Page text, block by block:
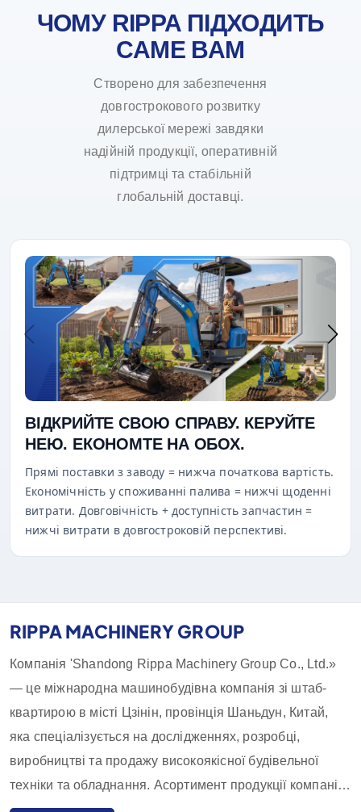
ЧОМУ RIPPA ПІДХОДИТЬ
САМЕ ВАМ
Створено для забезпечення
довгострокового розвитку
дилерської мережі завдяки
надійній продукції, оперативній
підтримці та стабільній
глобальній доставці.
ВІДКРИЙТЕ СВОЮ СПРАВУ. КЕРУЙТЕ
НЕЮ. ЕКОНОМТЕ НА ОБОХ.
Прямі поставки з заводу = нижча початкова вартість.
Економічність у споживанні палива = нижчі щоденні
витрати. Довговічність + доступність запчастин =
нижчі витрати в довгостроковій перспективі.
RIPPA MACHINERY GROUP
Компанія 'Shandong Rippa Machinery Group Co., Ltd.»
— це міжнародна машинобудівна компанія зі штаб-
квартирою в місті Цзінін, провінція Шаньдун, Китай,
яка спеціалізується на дослідженнях, розробці,
виробництві та продажу високоякісної будівельної
техніки та обладнання. Асортимент продукції компанії
включає екскаватори, навантажувачі, навантажувачі-